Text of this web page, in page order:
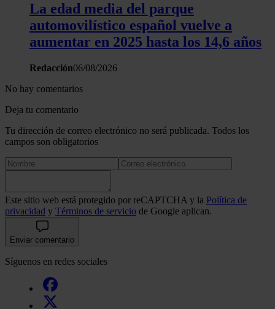
La edad media del parque
automovilístico español vuelve a
aumentar en 2025 hasta los 14,6 años
Redacción06/08/2026
No hay comentarios
Deja tu comentario
Tu dirección de correo electrónico no será publicada. Todos los
campos son obligatorios
Este sitio web está protegido por reCAPTCHA y la Política de
privacidad y Términos de servicio de Google aplican.
Enviar comentario
Síguenos en redes sociales